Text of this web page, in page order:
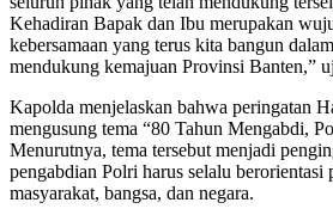
Kehadiran Bapak dan Ibu merupakan
kebersamaan yang terus kita bangun
mendukung kemajuan Provinsi Banten,”
Kapolda menjelaskan bahwa peringatan
mengusung tema “80 Tahun Mengabdi,
Menurutnya, tema tersebut menjadi
pengabdian Polri harus selalu berorientasi
masyarakat, bangsa, dan negara.